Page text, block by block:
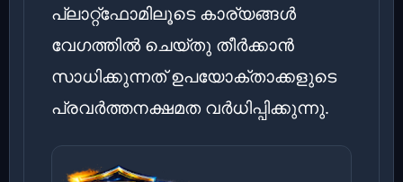
പ്ലാറ്റ്‌ഫോമിലൂടെ കാര്യങ്ങൾ
വേഗത്തിൽ ചെയ്തു തീർക്കാൻ
സാധിക്കുന്നത് ഉപയോക്താക്കളുടെ
പ്രവർത്തനക്ഷമത വർധിപ്പിക്കുന്നു.